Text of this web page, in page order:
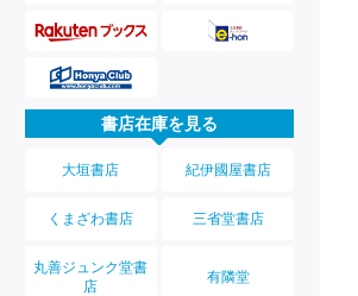
書店在庫を見る
大垣書店 紀伊國屋書店
くまざわ書店 三省堂書店
丸善ジュンク堂書
店
有隣堂